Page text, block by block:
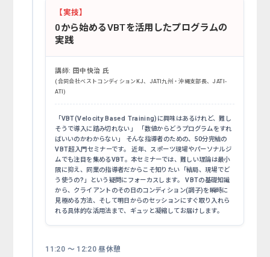
【実技】
0から始めるVBTを活用したプログラムの
実践
講師: 田中快治 氏
(合同会社ベストコンディションKJ、JATI九州・沖縄支部長、JATI-
ATI)
「VBT(Velocity Based Training)に興味はあるけれど、難し
そうで導入に踏み切れない」 「数値からどうプログラムをすれ
ばいいのかわからない」 そんな指導者のための、50分完結の
VBT超入門セミナーです。 近年、スポーツ現場やパーソナルジ
ムでも注目を集めるVBT。本セミナーでは、難しい理論は最小
限に抑え、同業の指導者だからこそ知りたい「結局、現場でど
う使うの?」という疑問にフォーカスします。 VBTの基礎知識
から、クライアントのその日のコンディション(調子)を瞬時に
見極める方法、そして明日からのセッションにすぐ取り入れら
れる具体的な活用法まで、ギュッと凝縮してお届けします。
11:20 ～ 12:20 昼休憩